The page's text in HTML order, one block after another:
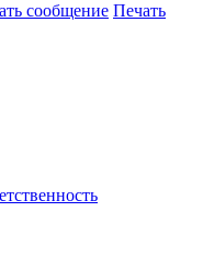
сообщение Печать